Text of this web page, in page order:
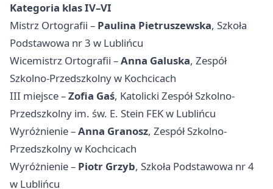
Kategoria klas IV–VI
Mistrz Ortografii – Paulina Pietruszewska, Szkoła
Podstawowa nr 3 w Lublińcu
Wicemistrz Ortografii –Anna Galuska, Zespół
Szkolno-Przedszkolny w Kochcicach
III miejsce –Zofia Gaś, Katolicki Zespół Szkolno-
Przedszkolny im. św. E. Stein FEK w Lublińcu
Wyróżnienie –Anna Granosz, Zespół Szkolno-
Przedszkolny w Kochcicach
Wyróżnienie – Piotr Grzyb, Szkoła Podstawowa nr 4
w Lublińcu